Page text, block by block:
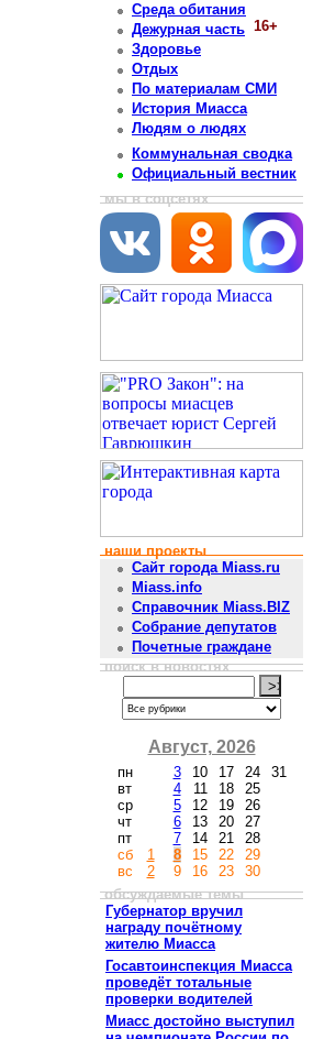
Среда обитания
Дежурная часть 16+
Здоровье
Отдых
По материалам СМИ
История Миасса
Людям о людях
Коммунальная сводка
Официальный вестник
мы в соцсетях
наши проекты
Сайт города Miass.ru
Miass.info
Справочник Miass.BIZ
Собрание депутатов
Почетные граждане
поиск в новостях
Август, 2026
пн
вт
ср
чт
пт
сб
вс
1
2
3
4
5
6
7
8
9
10
11
12
13
14
15
16
17
18
19
20
21
22
23
24
25
26
27
28
29
30
31
обсуждаемые темы
Губернатор вручил
награду почётному
жителю Миасса
Госавтоинспекция Миасса
проведёт тотальные
проверки водителей
Миасс достойно выступил